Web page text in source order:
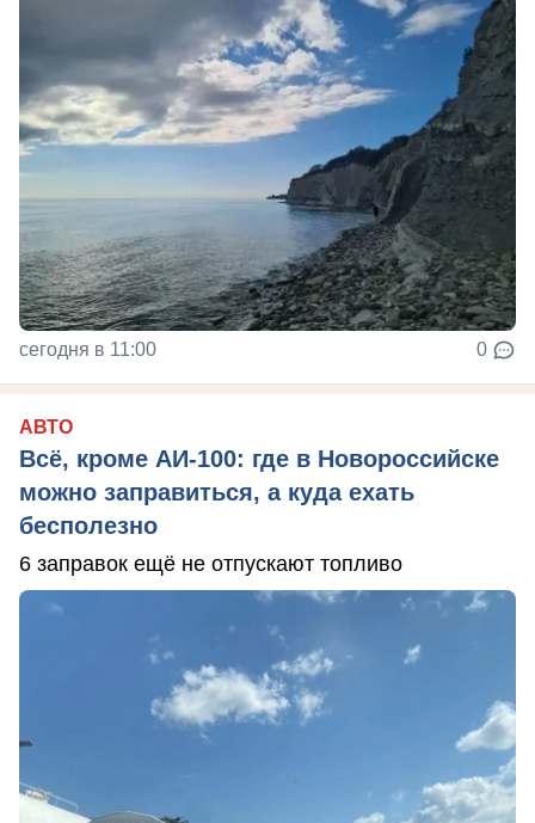
сегодня в 11:00 0
АВТО
Всё, кроме АИ-100: где в Новороссийске
можно заправиться, а куда ехать
бесполезно
6 заправок ещё не отпускают топливо